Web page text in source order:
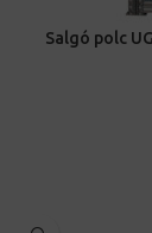
Salgó polc